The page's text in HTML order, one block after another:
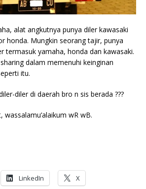
alat angkutnya punya diler kawasaki
honda. Mungkin seorang tajir, punya
termasuk yamaha, honda dan kawasaki.
dalam memenuhi keinginan
itu.
diler di daerah bro n sis berada ???
wR wB.
LinkedIn X